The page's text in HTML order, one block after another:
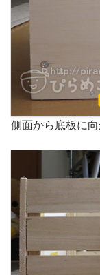
側面から底板に